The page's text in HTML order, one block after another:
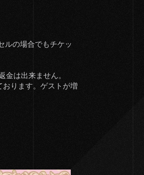
ルの場合でもチケッ
は出来ません。
ります。ゲストが増